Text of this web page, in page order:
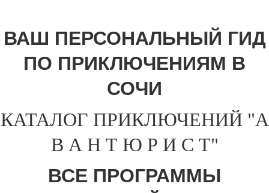
ВАШ ПЕРСОНАЛЬНЫЙ ГИД
ПО ПРИКЛЮЧЕНИЯМ В
СОЧИ
КАТАЛОГ ПРИКЛЮЧЕНИЙ "А
В А Н Т Ю Р И С Т"
ВСЕ ПРОГРАММЫ